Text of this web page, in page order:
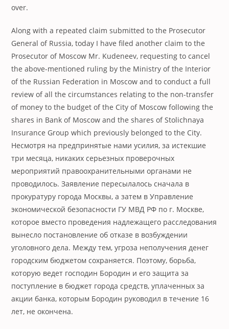
over.
Along with a repeated claim submitted to the Prosecutor
General of Russia, today I have filed another claim to the
Prosecutor of Moscow Mr. Kudeneev, requesting to cancel
the above-mentioned ruling by the Ministry of the Interior
of the Russian Federation in Moscow and to conduct a full
review of all the circumstances relating to the non-transfer
of money to the budget of the City of Moscow following the
shares in Bank of Moscow and the shares of Stolichnaya
Insurance Group which previously belonged to the City.
Несмотря на предпринятые нами усилия, за истекшие
три месяца, никаких серьезных проверочных
мероприятий правоохранительными органами не
проводилось. Заявление пересылалось сначала в
прокуратуру города Москвы, а затем в Управление
экономической безопасности ГУ МВД РФ по г. Москве,
которое вместо проведения надлежащего расследования
вынесло постановление об отказе в возбуждении
уголовного дела. Между тем, угроза неполучения денег
городским бюджетом сохраняется. Поэтому, борьба,
которую ведет господин Бородин и его защита за
поступление в бюджет города средств, уплаченных за
акции банка, которым Бородин руководил в течение 16
лет, не окончена.